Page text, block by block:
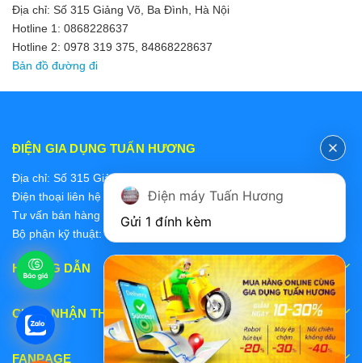
Địa chỉ: Số 315 Giảng Võ, Ba Đình, Hà Nội
Hotline 1: 0868228637
Hotline 2: 0978 319 375, 84868228637
Bản đồ đường đi
ĐIỆN GIA DỤNG TUẤN HƯƠNG
Địa chỉ: Số 315 Giảng Võ, Ba Đình, Hà Nội
Điện thoại liên hệ các bộ phận:
Tư vấn bán hàng 2: 0868228637
Bộ phận kỹ thuật: 0978 319 375
HƯỚNG DẪN
CHẤP NHẬN THANH TOÁN
FANPAGE
Điện máy Tuấn Hương
Gửi 1 đính kèm